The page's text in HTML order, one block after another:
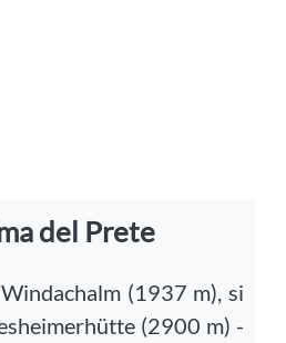
del Prete
(1937 m), si
(2900 m) -